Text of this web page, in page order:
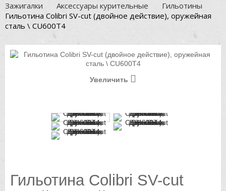
Зажигалки Аксессуары курительные
Гильотины
Гильотина Colibri SV-cut (двойное действие), оружейная
сталь \ CU600T4
Увеличить
Гильотина Colibri SV-cut